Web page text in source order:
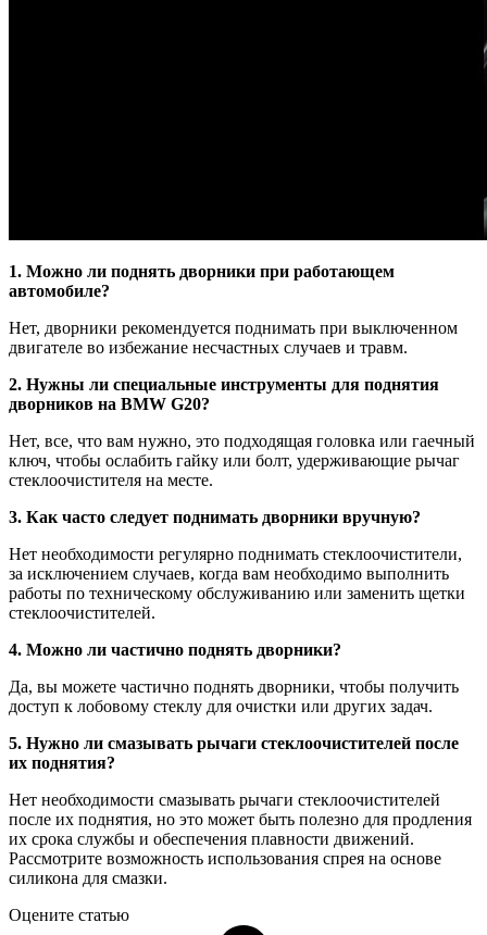
1. Можно ли поднять дворники при работающем
автомобиле?
Нет, дворники рекомендуется поднимать при выключенном
двигателе во избежание несчастных случаев и травм.
2. Нужны ли специальные инструменты для поднятия
дворников на BMW G20?
Нет, все, что вам нужно, это подходящая головка или гаечный
ключ, чтобы ослабить гайку или болт, удерживающие рычаг
стеклоочистителя на месте.
3. Как часто следует поднимать дворники вручную?
Нет необходимости регулярно поднимать стеклоочистители,
за исключением случаев, когда вам необходимо выполнить
работы по техническому обслуживанию или заменить щетки
стеклоочистителей.
4. Можно ли частично поднять дворники?
Да, вы можете частично поднять дворники, чтобы получить
доступ к лобовому стеклу для очистки или других задач.
5. Нужно ли смазывать рычаги стеклоочистителей после
их поднятия?
Нет необходимости смазывать рычаги стеклоочистителей
после их поднятия, но это может быть полезно для продления
их срока службы и обеспечения плавности движений.
Рассмотрите возможность использования спрея на основе
силикона для смазки.
Оцените статью